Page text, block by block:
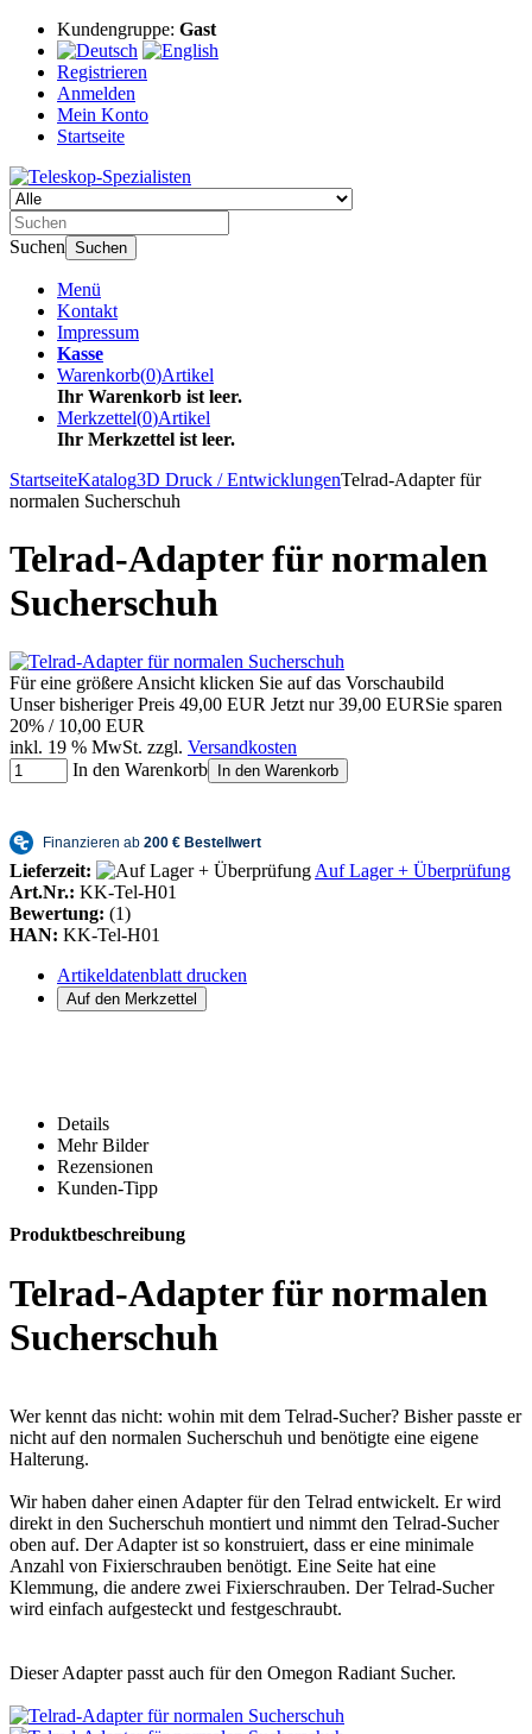
Kundengruppe: Gast
Registrieren
Anmelden
Mein Konto
Startseite
Suchen Suchen
Menü
Kontakt
Impressum
Kasse
Warenkorb(0)Artikel
Ihr Warenkorb ist leer.
Merkzettel(0)Artikel
Ihr Merkzettel ist leer.
StartseiteKatalog3D Druck / EntwicklungenTelrad-Adapter für
normalen Sucherschuh
Telrad-Adapter für normalen
Sucherschuh
Für eine größere Ansicht klicken Sie auf das Vorschaubild
Unser bisheriger Preis 49,00 EUR Jetzt nur39,00 EURSie sparen
20% / 10,00 EUR
inkl. 19 % MwSt. zzgl. Versandkosten
In den Warenkorb
In den Warenkorb
Lieferzeit:
Auf Lager + Überprüfung
Art.Nr.: KK-Tel-H01
Bewertung: (1)
HAN: KK-Tel-H01
Artikeldatenblatt drucken
Details
Mehr Bilder
Rezensionen
Kunden-Tipp
Produktbeschreibung
Telrad-Adapter für normalen
Sucherschuh
Wer kennt das nicht: wohin mit dem Telrad-Sucher? Bisher passte er
nicht auf den normalen Sucherschuh und benötigte eine eigene
Halterung.
Wir haben daher einen Adapter für den Telrad entwickelt. Er wird
direkt in den Sucherschuh montiert und nimmt den Telrad-Sucher
oben auf. Der Adapter ist so konstruiert, dass er eine minimale
Anzahl von Fixierschrauben benötigt. Eine Seite hat eine
Klemmung, die andere zwei Fixierschrauben. Der Telrad-Sucher
wird einfach aufgesteckt und festgeschraubt.
Dieser Adapter passt auch für den Omegon Radiant Sucher.